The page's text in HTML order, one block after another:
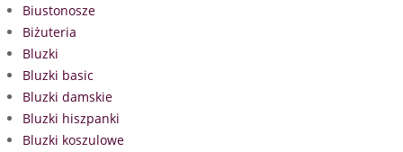
Biustonosze
Biżuteria
Bluzki
Bluzki basic
Bluzki damskie
Bluzki hiszpanki
Bluzki koszulowe